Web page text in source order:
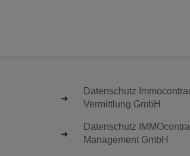
Datenschutz
Vermittlung GmbH
Datenschutz
Management GmbH